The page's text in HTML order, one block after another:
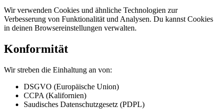
Wir verwenden Cookies und ähnliche Technologien zur
Verbesserung von Funktionalität und Analysen. Du kannst Cookies
in deinen Browsereinstellungen verwalten.
Konformität
Wir streben die Einhaltung an von:
DSGVO (Europäische Union)
CCPA (Kalifornien)
Saudisches Datenschutzgesetz (PDPL)